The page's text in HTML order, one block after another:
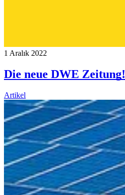
1 Aralık 2022
Die neue DWE Zeitung!
Artikel